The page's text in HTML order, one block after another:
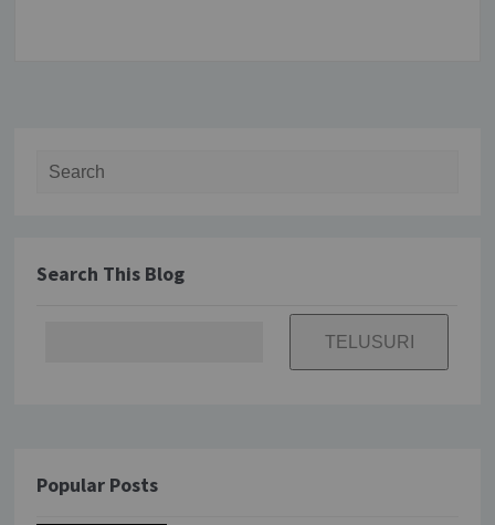
Search for:
Search This Blog
Popular Posts